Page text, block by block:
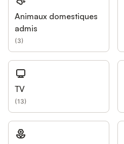
Animaux domestiques
admis
(3)
TV
(13)